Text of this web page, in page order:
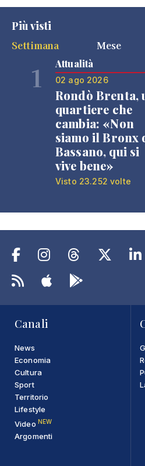
Più visti
Settimana
Mese
1 Attualità
02 ago 2026
Rondò Brenta,
quartiere che
cambia: «Non
siamo il Bronx
Bassano, qui si
vive bene»
Visto 23.252 volte
Canali
News
Economia
Cultura
Sport
Territorio
Lifestyle
Video NEW
Argomenti